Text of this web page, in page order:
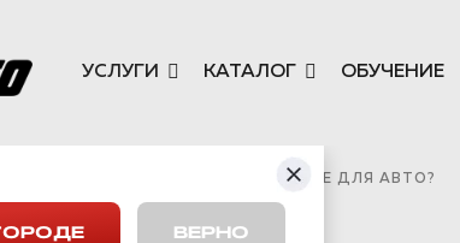
УСЛУГИ КАТАЛОГ ОБУЧЕНИЕ
ВИНИЛ ИЛИ ПОЛИУРЕТАН ЧТО ЛУЧШЕ ДЛЯ АВТО?
ВЕРНО